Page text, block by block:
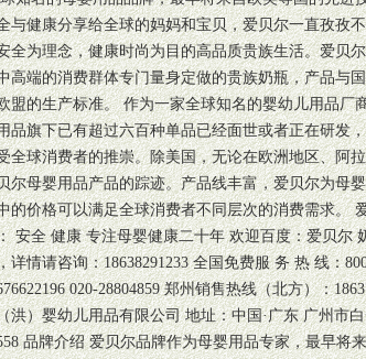
与健康分享给全球的妈妈和宝贝，爱贝尔一直孜孜
全为理念，健康时尚为目的高品质贵族生活。爱贝
高端的消费群体专门量身定做的贵族奶瓶，产品与
盟的生产标准。 作为一家全球知名的婴幼儿用品厂
品旗下已有超过六百种单品已经面世或者正在研发
全球消费者的推崇。除美国，无论在欧洲地区、阿
尔母婴用品产品的踪迹。产品线丰富，爱贝尔为母
的价格可以满足全球消费者不同层次的消费需求。
安全 健康 专注母婴健康二十年 欢迎百度：爱贝尔
详情请咨询：18638291233 全国免费服 务 热 线：
020-28804859 郑州销售热线（北方）：
洪）婴幼儿用品有限公司 地址：中国·广东 广州市
品牌介绍 爱贝尔品牌作为母婴用品专家，最早将